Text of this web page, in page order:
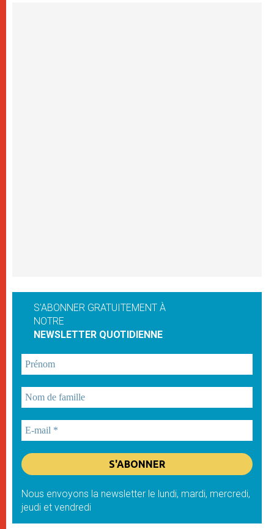
S'ABONNER GRATUITEMENT À
NOTRE
NEWSLETTER QUOTIDIENNE
Nous envoyons la newsletter le lundi, mardi, mercredi,
jeudi et vendredi